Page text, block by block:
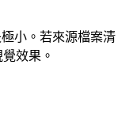
小。若來源檔案清
效果。